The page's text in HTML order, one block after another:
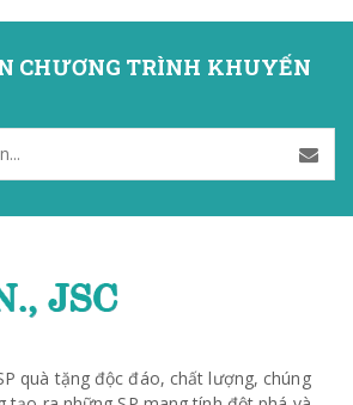
CHƯƠNG TRÌNH KHUYẾN
quà tặng độc đáo, chất lượng, chúng